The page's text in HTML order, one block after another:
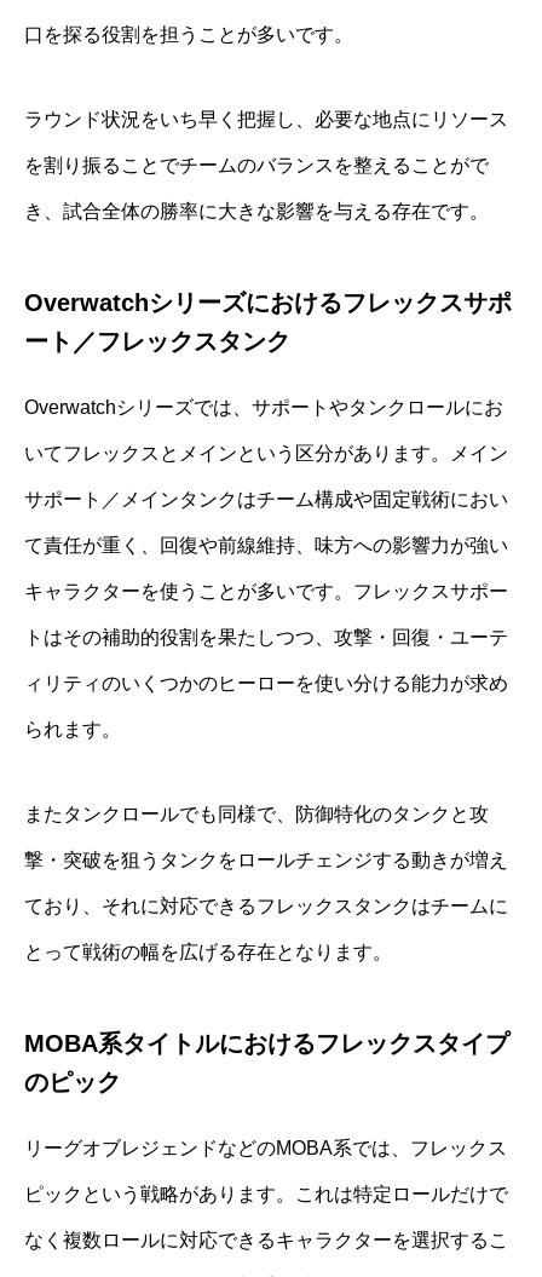
口を探る役割を担うことが多いです。
ラウンド状況をいち早く把握し、必要な地点にリソース
を割り振ることでチームのバランスを整えることがで
き、試合全体の勝率に大きな影響を与える存在です。
Overwatchシリーズにおけるフレックスサポ
ート／フレックスタンク
Overwatchシリーズでは、サポートやタンクロールにお
いてフレックスとメインという区分があります。メイン
サポート／メインタンクはチーム構成や固定戦術におい
て責任が重く、回復や前線維持、味方への影響力が強い
キャラクターを使うことが多いです。フレックスサポー
トはその補助的役割を果たしつつ、攻撃・回復・ユーテ
ィリティのいくつかのヒーローを使い分ける能力が求め
られます。
またタンクロールでも同様で、防御特化のタンクと攻
撃・突破を狙うタンクをロールチェンジする動きが増え
ており、それに対応できるフレックスタンクはチームに
とって戦術の幅を広げる存在となります。
MOBA系タイトルにおけるフレックスタイプ
のピック
リーグオブレジェンドなどのMOBA系では、フレックス
ピックという戦略があります。これは特定ロールだけで
なく複数ロールに対応できるキャラクターを選択するこ